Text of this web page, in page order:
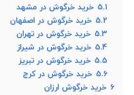
5.1 خرید خرگوش در مشهد
5.2 خرید خرگوش در اصفهان
5.3 خرید خرگوش در تهران
5.4 خرید خرگوش در شیراز
5.5 خرید خرگوش در تبریز
5.6 خرید خرگوش در کرج
6 خرید خرگوش ارزان